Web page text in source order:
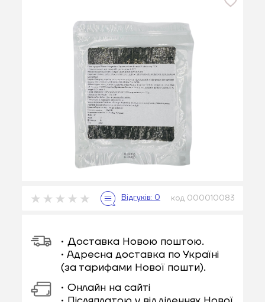
код 000010083
• Доставка Новою поштою.
• Адресна доставка по Україні
(за тарифами Нової пошти).
• Онлайн на сайті